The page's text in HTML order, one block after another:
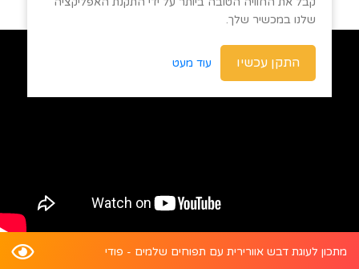
מתכון לעוגת דבש אוורירית עם תפוחים שלמים - פודי
שלנו במכשיר שלך.
התקן עכשיו עוד מעט